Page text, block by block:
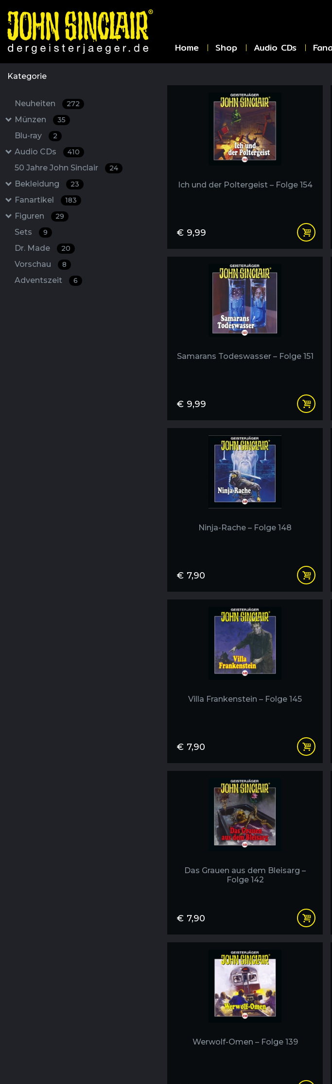
Home Shop Audio CDs
Kategorie
Neuheiten 272
Münzen 35
Blu-ray 2
Audio CDs 410
50 Jahre John Sinclair 24
Bekleidung 23
Fanartikel 183
Figuren 29
Sets 9
Dr. Made 20
Vorschau 8
Adventszeit 6
Ich und der Poltergeist – Folge 154
€ 9,99
Samarans Todeswasser – Folge 151
€ 9,99
Ninja-Rache – Folge 148
€ 7,90
Villa Frankenstein – Folge 145
€ 7,90
Das Grauen aus dem Bleisarg –
Folge 142
€ 7,90
Werwolf-Omen – Folge 139